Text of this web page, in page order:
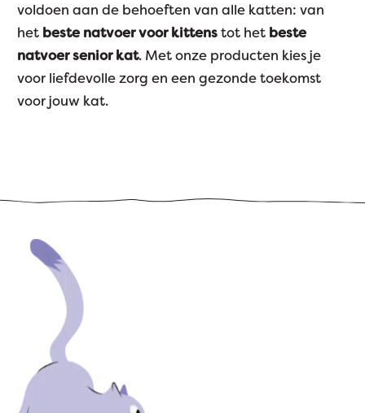
voldoen aan de behoeften van alle katten: van
het beste natvoer voor kittenstot het beste
natvoer senior kat. Met onze producten kies je
voor liefdevolle zorg en een gezonde toekomst
voor jouw kat.